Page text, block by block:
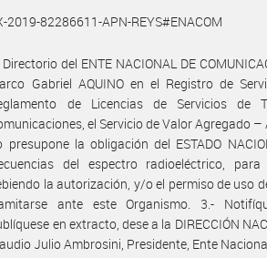
2019-82286611-APN-REYS#ENACOM
Directorio del ENTE NACIONAL DE
Gabriel AQUINO en el Registro de
de Licencias de Servicios
el Servicio de Valor Agregado
presupone la obligación del ESTADO
del espectro radioeléctrico,
la autorización, y/o el permiso de uso
ante este Organismo. 3.-
en extracto, dese a la DIRECCIÓN
Julio Ambrosini, Presidente, Ente